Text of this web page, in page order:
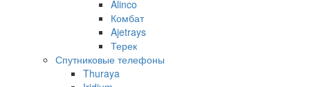
Alinco
Комбат
Ajetrays
Терек
Спутниковые телефоны
Thuraya